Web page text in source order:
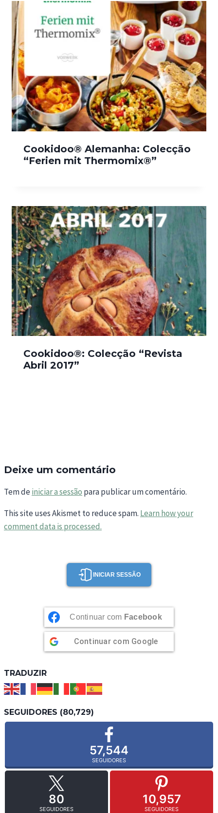
Cookidoo® Alemanha: Colecção
“Ferien mit Thermomix®”
Cookidoo®: Colecção “Revista
Abril 2017”
Deixe um comentário
Tem deiniciar a sessão para publicar um comentário.
This site uses Akismet to reduce spam. Learn how your
comment data is processed.
INICIAR SESSÃO
Continuar com Facebook
Continuar com Google
TRADUZIR
SEGUIDORES (80,729)
57,544
SEGUIDORES
80
SEGUIDORES
10,957
SEGUIDORES